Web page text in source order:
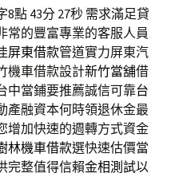
點 43分 27秒 需求滿足貸
常的豐富專業的客服人員
屏東借款管道實力屏東汽
機車借款設計新竹當舖借
中當鋪要推薦誠信可靠台
產融資本何時領退休金最
增加快速的週轉方式資金
林機車借款選快速估價當
完整值得信賴金相測試以